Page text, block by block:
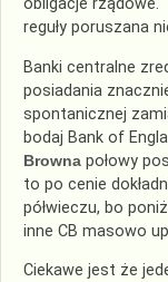
obligacje
reguły poruszana
Banki centralne
posiadania
spontanicznej
bodaj Bank of
Browna połowy
to po cenie
półwieczu, bo
inne CB masowo
Ciekawe jest że